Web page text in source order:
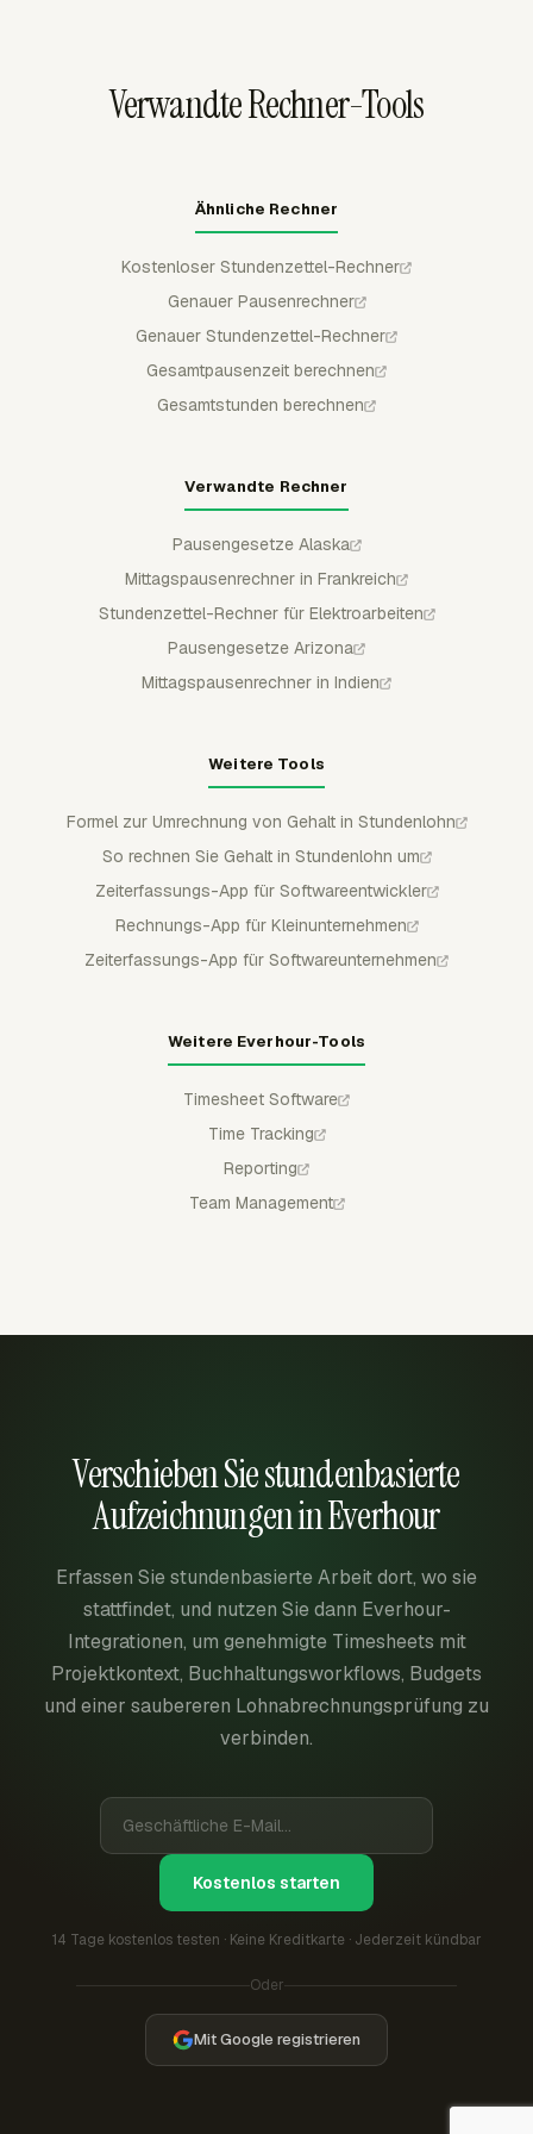
verwenden.Verwandte Rechner-Tools
Ähnliche Rechner
Kostenloser Stundenzettel-Rechner
Genauer Pausenrechner
Genauer Stundenzettel-Rechner
Gesamtpausenzeit berechnen
Gesamtstunden berechnen
Verwandte Rechner
Pausengesetze Alaska
Mittagspausenrechner in Frankreich
Stundenzettel-Rechner für Elektroarbeiten
Pausengesetze Arizona
Mittagspausenrechner in Indien
Weitere Tools
Formel zur Umrechnung von Gehalt in Stundenlohn
So rechnen Sie Gehalt in Stundenlohn um
Zeiterfassungs-App für Softwareentwickler
Rechnungs-App für Kleinunternehmen
Zeiterfassungs-App für Softwareunternehmen
Weitere Everhour-Tools
Timesheet Software
Time Tracking
Reporting
Team Management
Verschieben Sie stundenbasierte
Aufzeichnungen in Everhour
Erfassen Sie stundenbasierte Arbeit dort, wo sie
stattfindet, und nutzen Sie dann Everhour-
Integrationen, um genehmigte Timesheets mit
Projektkontext, Buchhaltungsworkflows, Budgets
und einer saubereren Lohnabrechnungsprüfung zu
verbinden.
Kostenlos starten
14 Tage kostenlos testen · Keine Kreditkarte · Jederzeit kündbar
Oder
Mit Google registrieren